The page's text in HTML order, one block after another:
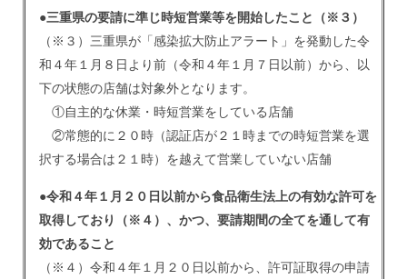
●三重県の要請に準じ時短営業等を開始したこと
（※３）
（※３）三重県が「感染拡大防止アラート」を発動した令
和４年１月８日より前（令和４年１月７日以前）から、以
下の状態の店舗は対象外となります。
①自主的な休業・時短営業をしている 店舗
②常態的に２０時（認証店が２１時までの時短営業を選
択する場合は２１時）を越えて営業していない店舗
●令和４年１月２０日以前から食品衛生法上の有効な許可を
取得しており
（※４） 、かつ、要請期間の全てを通して有
効であること
（※４）令和４年１月２０日以前から、許可証取得の申請